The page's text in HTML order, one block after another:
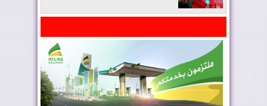
المغرب يعزز موقعه في صناعة الطيران